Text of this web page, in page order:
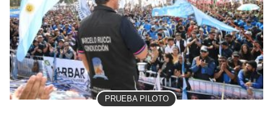
PRUEBA PILOTO